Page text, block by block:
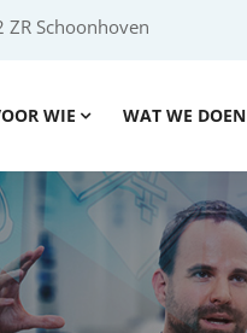
Schoonhoven
WIE WAT WE DOEN